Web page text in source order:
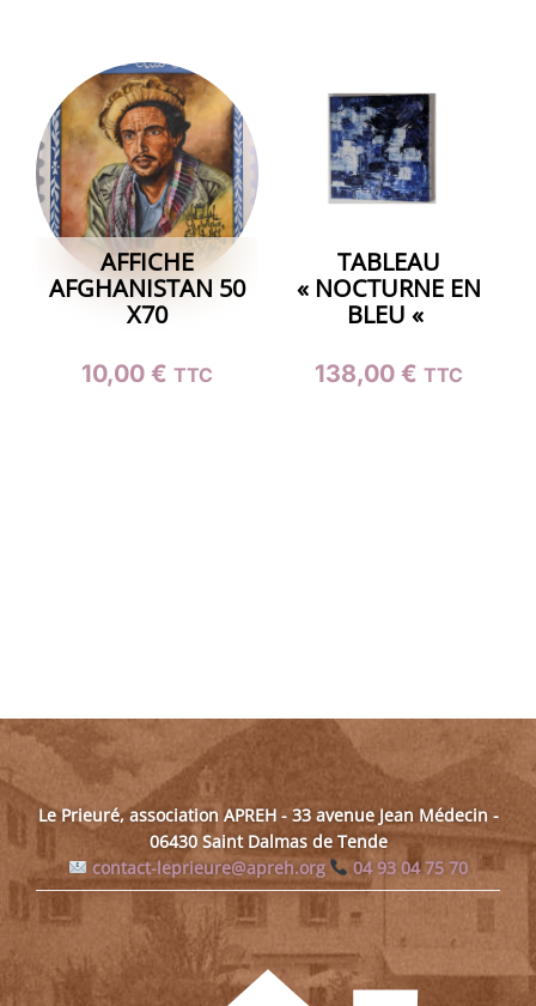
AFFICHE
AFGHANISTAN 50
X70
10,00€ TTC
TABLEAU
« NOCTURNE EN
BLEU «
138,00 € TTC
Le Prieuré, association APREH - 33 avenue Jean Médecin -
06430 Saint Dalmas de Tende
contact-leprieure@apreh.org
04 93 04 75 70